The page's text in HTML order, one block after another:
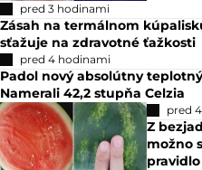
pred 3 hodinami
Zásah na termálnom
sťažuje na zdravotné ťažkosti
pred 4 hodinami
Padol nový absolútny
Namerali 42,2 stupňa Celzia
pred
Z
možno